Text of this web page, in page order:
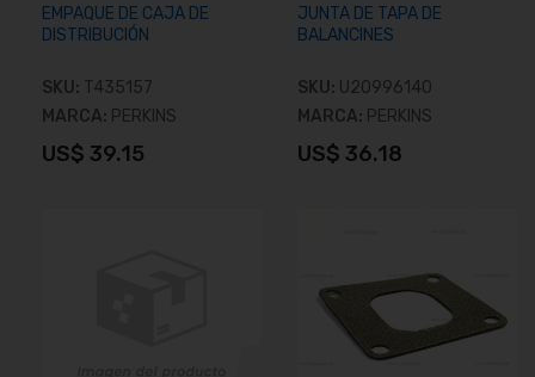
EMPAQUE DE CAJA DE
DISTRIBUCIÓN
SKU: T435157
MARCA: PERKINS
US$ 39.15
JUNTA DE TAPA DE
BALANCINES
SKU: U20996140
MARCA: PERKINS
US$ 36.18